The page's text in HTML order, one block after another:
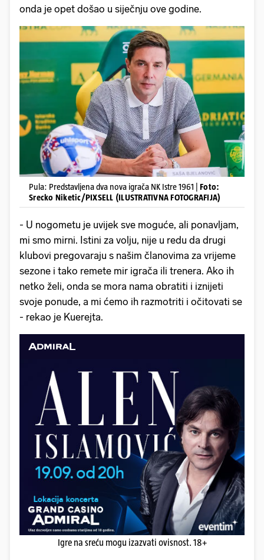
onda je opet došao u siječnju ove godine.
Pula: Predstavljena dva nova igrača NK Istre 1961 | Foto:
Srecko Niketic/PIXSELL (ILUSTRATIVNA FOTOGRAFIJA)
- U nogometu je uvijek sve moguće, ali ponavljam,
mi smo mirni. Istini za volju, nije u redu da drugi
klubovi pregovaraju s našim članovima za vrijeme
sezone i tako remete mir igrača ili trenera. Ako ih
netko želi, onda se mora nama obratiti i iznijeti
svoje ponude, a mi ćemo ih razmotriti i očitovati se
- rekao je Kuerejta.
Igre na sreću mogu izazvati ovisnost. 18+